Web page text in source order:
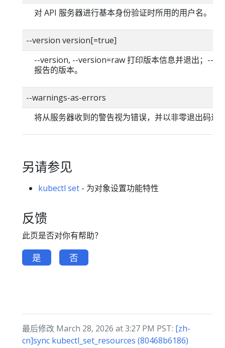
对 API 服务器进行基本身份验证时所用的用户名。
--version version[=true]
--version, --version=raw 打印版本信息并退出；--
报告的版本。
--warnings-as-errors
将从服务器收到的警告视为错误，并以非零退出码退
另请参见
kubectl set - 为对象设置功能特性
反馈
此页是否对你有帮助？
是 否
最后修改 March 28, 2026 at 3:27 PM PST: [zh-
cn]sync kubectl_set_resources (80468b6186)